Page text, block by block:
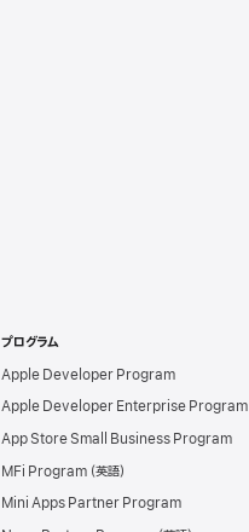
プログラム
Apple Developer Program
Apple Developer Enterprise Program
App Store Small Business Program
MFi Program
Mini Apps Partner Program